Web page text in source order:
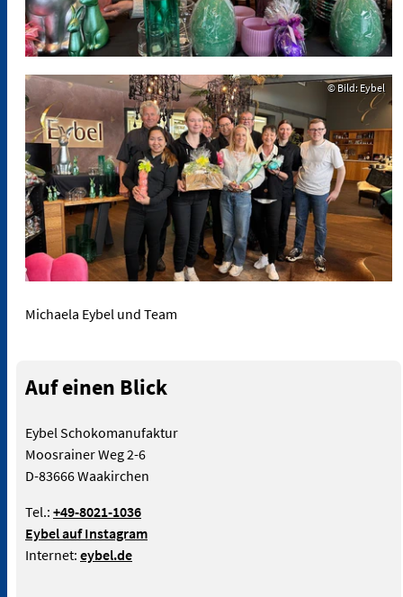
© Bild: Eybel
Michaela Eybel und Team
Auf einen Blick
Eybel Schokomanufaktur
Moosrainer Weg 2-6
D-83666 Waakirchen
Tel.: +49-8021-1036
Eybel auf Instagram
Internet: eybel.de